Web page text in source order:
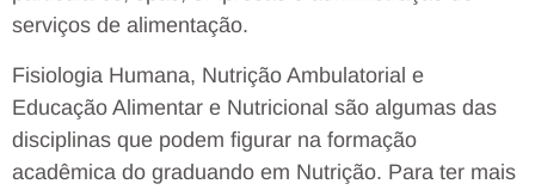
serviços de alimentação.
Fisiologia Humana, Nutrição Ambulatorial e
Educação Alimentar e Nutricional são algumas das
disciplinas que podem figurar na formação
acadêmica do graduando em Nutrição. Para ter mais